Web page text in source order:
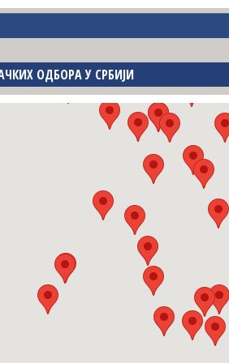
ОДБОРА У СРБИЈИ